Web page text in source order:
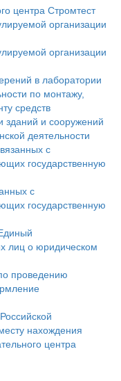
центра Стромтест
организации
организации
в лаборатории
по монтажу,
средств
зданий и сооружений
деятельности
с
государственную
с
государственную
лиц о юридическом
проведению
нахождения
центра